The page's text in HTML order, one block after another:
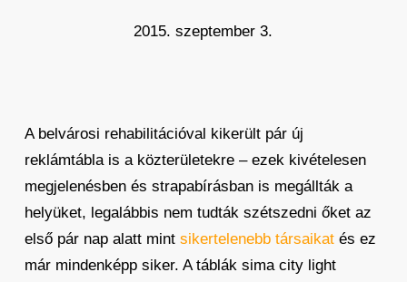
2015. szeptember 3.
A belvárosi rehabilitációval kikerült pár új
reklámtábla is a közterületekre – ezek kivételesen
megjelenésben és strapabírásban is megállták a
helyüket, legalábbis nem tudták szétszedni őket az
első pár nap alatt mint sikertelenebb társaikatés ez
már mindenképp siker. A táblák sima city light